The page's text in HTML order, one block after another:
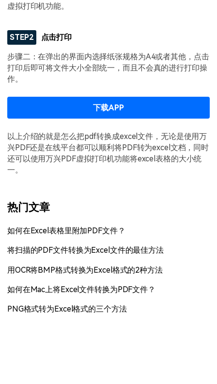
虚拟打印机功能。
STEP2 点击打印
步骤二：在弹出的界面内选择纸张规格为A4或者其他，点击
打印后即可将文件大小全部统一，而且不会真的进行打印操
作。
下载APP
以上介绍的就是怎么把pdf转换成excel文件，无论是使用万
兴PDF还是在线平台都可以顺利将PDF转为excel文档，同时
还可以使用万兴PDF虚拟打印机功能将excel表格的大小统
一。
热门文章
如何在Excel表格里附加PDF文件？
将扫描的PDF文件转换为Excel文件的最佳方法
用OCR将BMP格式转换为Excel格式的2种方法
如何在Mac上将Excel文件转换为PDF文件？
PNG格式转为Excel格式的三个方法